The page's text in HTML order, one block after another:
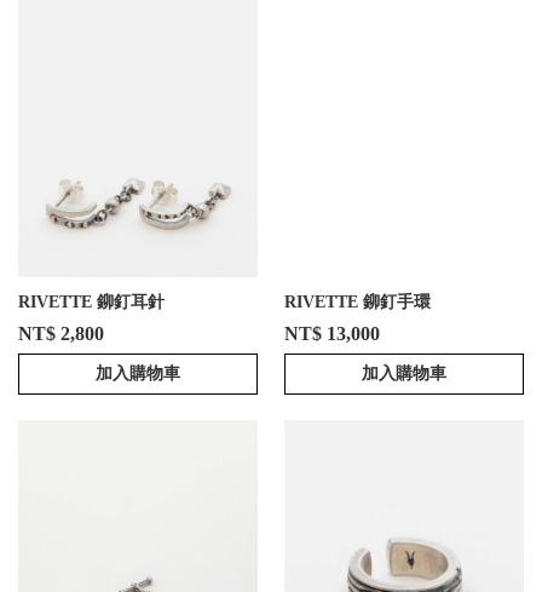
RIVETTE 鉚釘耳針
NT$ 2,800
加入購物車
RIVETTE 鉚釘手環
NT$ 13,000
加入購物車